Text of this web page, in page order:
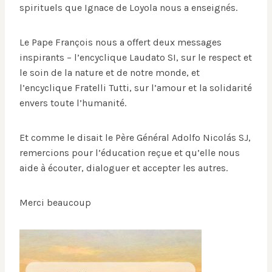
spirituels que Ignace de Loyola nous a enseignés.
Le Pape François nous a offert deux messages
inspirants – l’encyclique Laudato SI, sur le respect et
le soin de la nature et de notre monde, et
l’encyclique Fratelli Tutti, sur l’amour et la solidarité
envers toute l’humanité.
Et comme le disait le Père Général Adolfo Nicolás SJ,
remercions pour l’éducation reçue et qu’elle nous
aide à écouter, dialoguer et accepter les autres.
Merci beaucoup